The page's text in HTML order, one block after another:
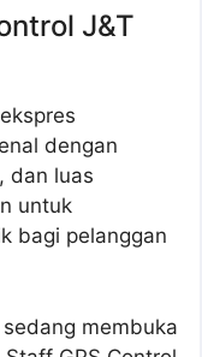
J&T
dengan
dan luas
untuk
bagi pelanggan
membuka